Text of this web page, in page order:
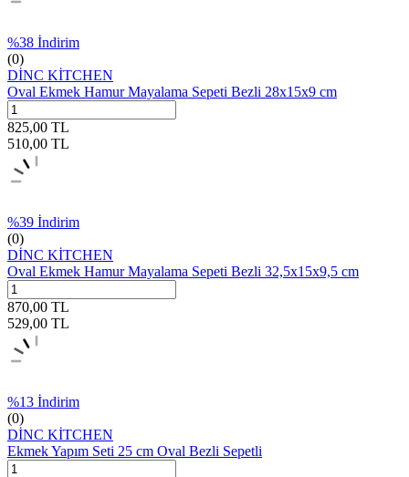
%38 İndirim
(0)
DİNC KİTCHEN
Oval Ekmek Hamur Mayalama Sepeti Bezli 28x15x9 cm
825,00 TL
510,00 TL
%39 İndirim
(0)
DİNC KİTCHEN
Oval Ekmek Hamur Mayalama Sepeti Bezli 32,5x15x9,5 cm
870,00 TL
529,00 TL
%13 İndirim
(0)
DİNC KİTCHEN
Ekmek Yapım Seti 25 cm Oval Bezli Sepetli